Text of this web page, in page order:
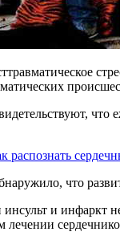
что
распознать
что
и инфаркт